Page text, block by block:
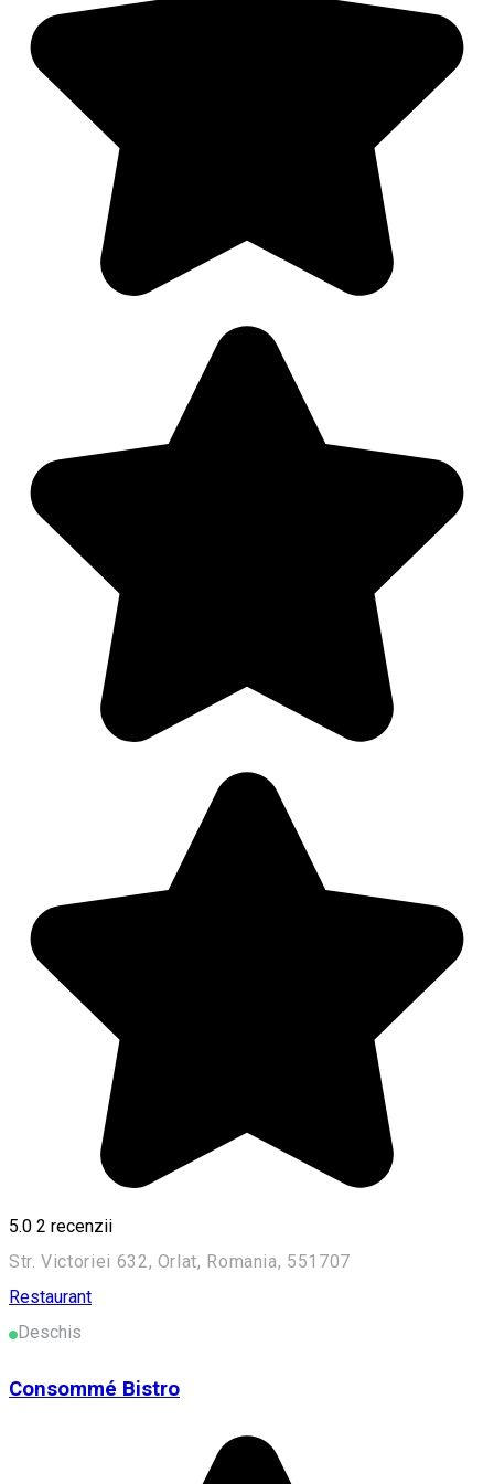
5.0 2 recenzii
Str. Victoriei 632, Orlat, Romania, 551707
Restaurant
Deschis
Consommé Bistro